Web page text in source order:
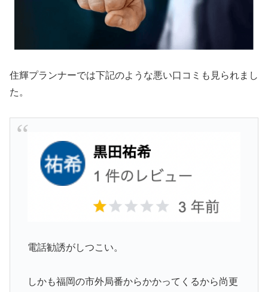
住輝プランナーでは下記のような悪い口コミも見られまし
た。
電話勧誘がしつこい。
しかも福岡の市外局番からかかってくるから尚更